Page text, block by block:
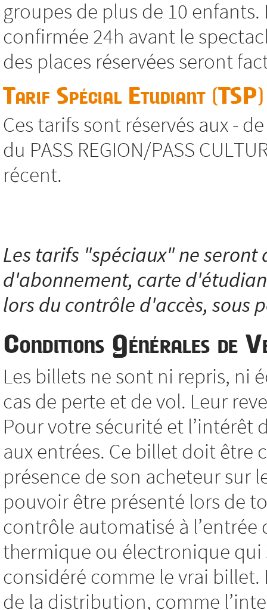
groupes de plus de 10
confirmée 24h avant le
des places réservées seront
Tarif Spécial Etudiant (TSP)
Ces tarifs sont réservés aux -
du PASS REGION/PASS
récent.
Les tarifs "spéciaux" ne
d'abonnement, carte
lors du contrôle d'accès, sous
Conditions Générales de
Les billets ne sont ni repris, ni
cas de perte et de vol. Leur
Pour votre sécurité et l’intérêt
aux entrées. Ce billet doit être
présence de son acheteur sur
pouvoir être présenté lors de
contrôle automatisé à
thermique ou électronique qui
considéré comme le vrai
de la distribution, comme